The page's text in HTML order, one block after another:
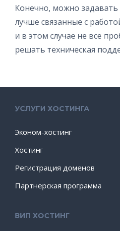
Конечно, можно
лучше связанные с
и в этом случае не все
решать техническая
УСЛУГИ ХОСТИНГА
Эконом-хостинг
Хостинг
Регистрация доменов
Партнерская программа
ВИП ХОСТИНГ